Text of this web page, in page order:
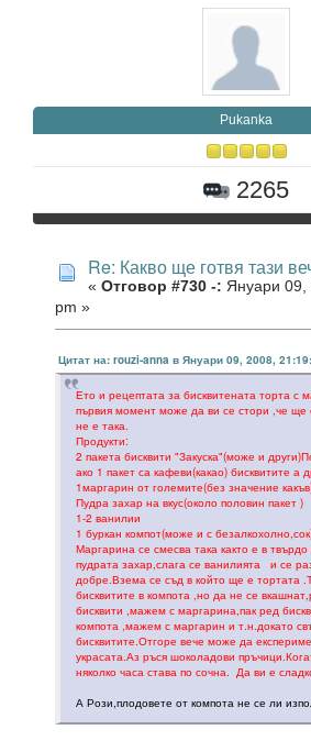
Pukanka
2265
Re: Какво ще готвя тази
« Отговор #730 -: Януари 09,
pm »
Цитат на: rouzi-anna в Януари 09, 2008,
Ето и рецептата за бисквитената торта с
първия момент може да ви се стори ,че ще
не е така.
Продукти:
2 пакета бисквити "Закуска"(може и
ако 1 пакет са кафеви(какао) бисквитите а
1маргарин от големите(без значение
Пудра захар на вкус(около половин пакет )
1-2 ванилии
1 буркан компот(може и с
Маргарина се смесва така както е в твърдо
пудрата захар,слага се ванилията и се
добре.Взема се съд в който ще е тортата
бисквитите в компота ,но да не се
бисквити ,мажем с маргарина,пак ред
компота ,мажем с маргарин и т.н.докато
бисквитите.Отгоре вече може да
украсата.Аз ръся шоколадови
няколко часа става по сочна. Да ви е
А Рози,плодовете от компота не се ли